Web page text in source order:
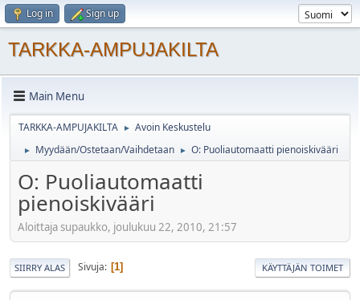
Log in Sign up
TARKKA-AMPUJAKILTA
Main Menu
TARKKA-AMPUJAKILTA ► Avoin Keskustelu
► Myydään/Ostetaan/Vaihdetaan ► O: Puoliautomaatti pienoiskivääri
O: Puoliautomaatti
pienoiskivääri
Aloittaja supaukko, joulukuu 22, 2010, 21:57
SIIRRY ALAS Sivuja 1 KÄYTTÄJÄN TOIMET